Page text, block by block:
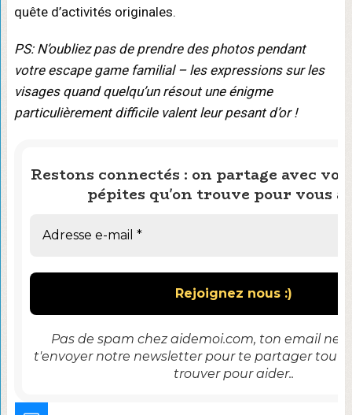
quête d’activités originales.
PS: N’oubliez pas de prendre des photos pendant
votre escape game familial – les expressions sur les
visages quand quelqu’un résout une énigme
particulièrement difficile valent leur pesant d’or !
Restons connectés : on partage avec
pépites qu'on trouve pour vous
Pas de spam chez aidemoi.com, ton email ne
t'envoyer notre newsletter pour te partager tout
trouver pour aider..